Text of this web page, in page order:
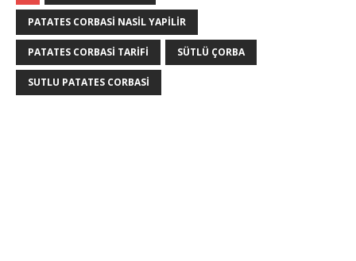
PATATES CORBASI NASIL YAPILIR
PATATES CORBASI TARIFI SÜTLÜ ÇORBA
SUTLU PATATES CORBASI